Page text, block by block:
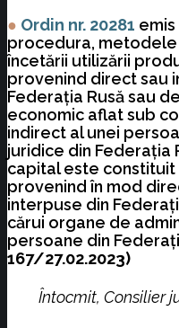
● Ordin nr. 20281 emis
procedura,
încetării utilizării
provenind direct sau
Federaţia Rusă sau
economic aflat sub
indirect al unei
juridice din Federaţia
capital este
provenind în mod
interpuse din
cărui organe de
persoane din
167/27.02.2023)
Întocmit, Consilier